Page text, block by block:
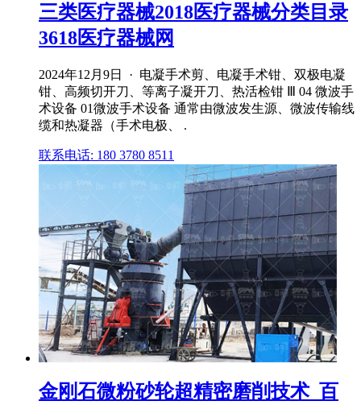
三类医疗器械2018医疗器械分类目录
3618医疗器械网
2024年12月9日 · 电凝手术剪、电凝手术钳、双极电凝
钳、高频切开刀、等离子凝开刀、热活检钳 Ⅲ 04 微波手
术设备 01微波手术设备 通常由微波发生源、微波传输线
缆和热凝器（手术电极、 .
联系电话: 180 3780 8511
金刚石微粉砂轮超精密磨削技术_百